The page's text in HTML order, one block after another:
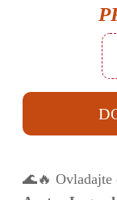
🌊🔥 Ovladajte